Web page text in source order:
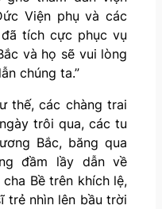
Viện phụ và các
tích cực phục vụ
và họ sẽ vui lòng
chúng ta.”
thế, các chàng trai
trôi qua, các tu
Bắc, băng qua
đầm lầy dẫn về
Bề trên khích lệ,
trẻ nhìn lên bầu trời